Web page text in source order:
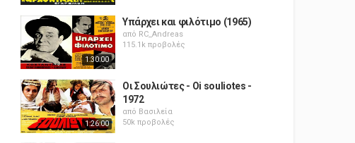
1:30:00
Υπάρχει και φιλότιμο (1965)
από RC_Andreas
115.1k προβολές
1:26:00
Οι Σουλιώτες - Oi souliotes -
1972
από Βασιλεία
50k προβολές